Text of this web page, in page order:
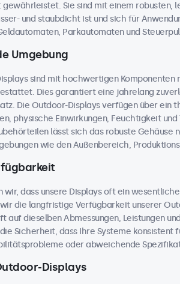
Sie sind mit einem robusten,
und staubdicht ist und sich für
Parkautomaten und
Umgebung
sind mit hochwertigen Komponenten
Dies garantiert eine jahrelang
Die Outdoor-Displays verfügen über ein
physische Einwirkungen, Feuchtigkeit
lässt sich das robuste Gehäuse
wie den Außenbereich,
wir, dass unsere Displays oft ein
die langfristige Verfügbarkeit unserer
auf dieselben Abmessungen, Leistungen
Sicherheit, dass Ihre Systeme
oder abweichende
Displays